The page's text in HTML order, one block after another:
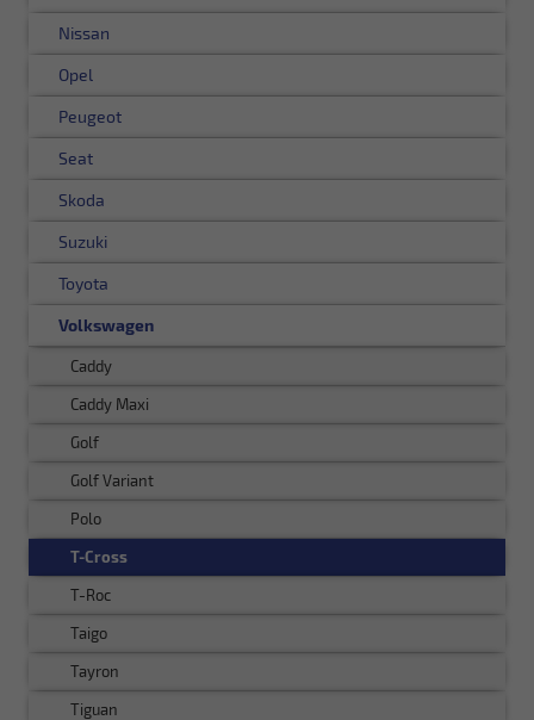
Nissan
Opel
Peugeot
Seat
Skoda
Suzuki
Toyota
Volkswagen
Caddy
Caddy Maxi
Golf
Golf Variant
Polo
T-Cross
T-Roc
Taigo
Tayron
Tiguan